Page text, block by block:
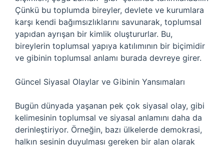
Çünkü bu toplumda bireyler, devlete ve kurumlara
karşı kendi bağımsızlıklarını savunarak, toplumsal
yapıdan ayrışan bir kimlik oluştururlar. Bu,
bireylerin toplumsal yapıya katılımının bir biçimidir
ve gibinin toplumsal anlamı burada devreye girer.
Güncel Siyasal Olaylar ve Gibinin Yansımaları
Bugün dünyada yaşanan pek çok siyasal olay, gibi
kelimesinin toplumsal ve siyasal anlamını daha da
derinleştiriyor. Örneğin, bazı ülkelerde demokrasi,
halkın sesinin duyulması gereken bir alan olarak